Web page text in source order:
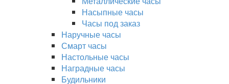
Насыпные часы
Часы под заказ
Наручные часы
Смарт часы
Настольные часы
Наградные часы
Будильники